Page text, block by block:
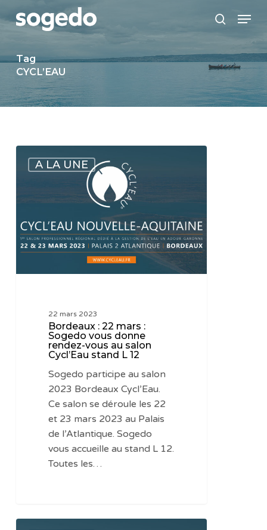
to
search
Menu
Tag
CYCL’EAU
Sogedo
vous
rendez-
Cycl’Eau
A LA UNE
22 mars 2023
Bordeaux : 22 mars :
Sogedo vous donne
rendez-vous au salon
Cycl’Eau stand L 12
Sogedo participe au salon
2023 Bordeaux Cycl’Eau.
Ce salon se déroule les 22
et 23 mars 2023 au Palais
de l’Atlantique. Sogedo
vous accueille au stand L 12.
Toutes les…